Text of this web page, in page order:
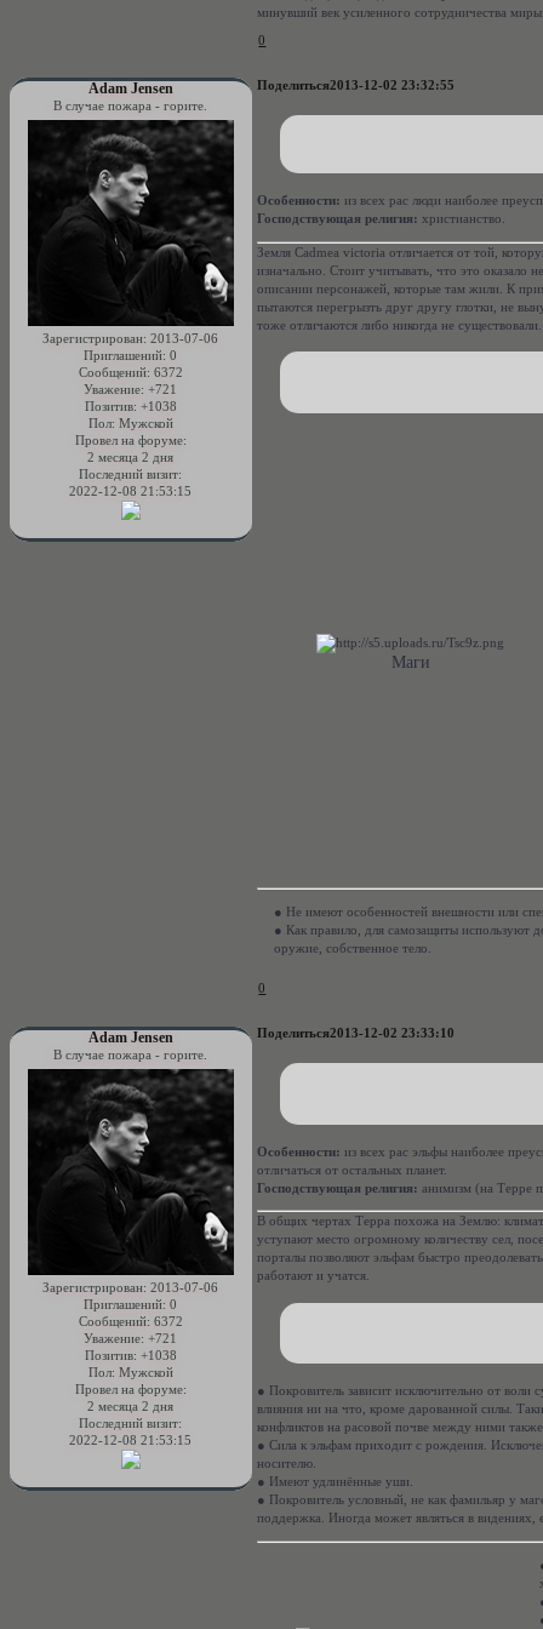
минувший век усиленного сотрудничества
0
Поделиться2013-12-02 23:32:55
Adam Jensen
В случае пожара - горите.
Зарегистрирован: 2013-07-06
Приглашений: 0
Сообщений: 6372
Уважение: +721
Позитив: +1038
Пол: Мужской
Провел на форуме:
2 месяца 2 дня
Последний визит:
2022-12-08 21:53:15
Особенности: из всех рас люди наиболее
Господствующая религия: христианство.
Земля Cadmea victoria отличается от той,
изначально. Стоит учитывать, что это оказало
описании персонажей, которые там жили. К
пытаются перегрызть друг другу глотки, не
тоже отличаются либо никогда не существовали.
Маги
● Не имеют особенностей внешности или
● Как правило, для самозащиты используют
оружие, собственное тело.
0
Поделиться2013-12-02 23:33:10
Adam Jensen
В случае пожара - горите.
Зарегистрирован: 2013-07-06
Приглашений: 0
Сообщений: 6372
Уважение: +721
Позитив: +1038
Пол: Мужской
Провел на форуме:
2 месяца 2 дня
Последний визит:
2022-12-08 21:53:15
Особенности: из всех рас эльфы наиболее
отличаться от остальных планет.
Господствующая религия: анимизм (на Терре
В общих чертах Терра похожа на Землю:
уступают место огромному количеству сел,
порталы позволяют эльфам быстро
работают и учатся.
● Покровитель зависит исключительно от
влияния ни на что, кроме дарованной силы.
конфликтов на расовой почве между ними
● Сила к эльфам приходит c рождения.
носителю.
● Имеют удлинённые уши.
● Покровитель условный, не как фамильяр у
поддержка. Иногда может являться в видениях,